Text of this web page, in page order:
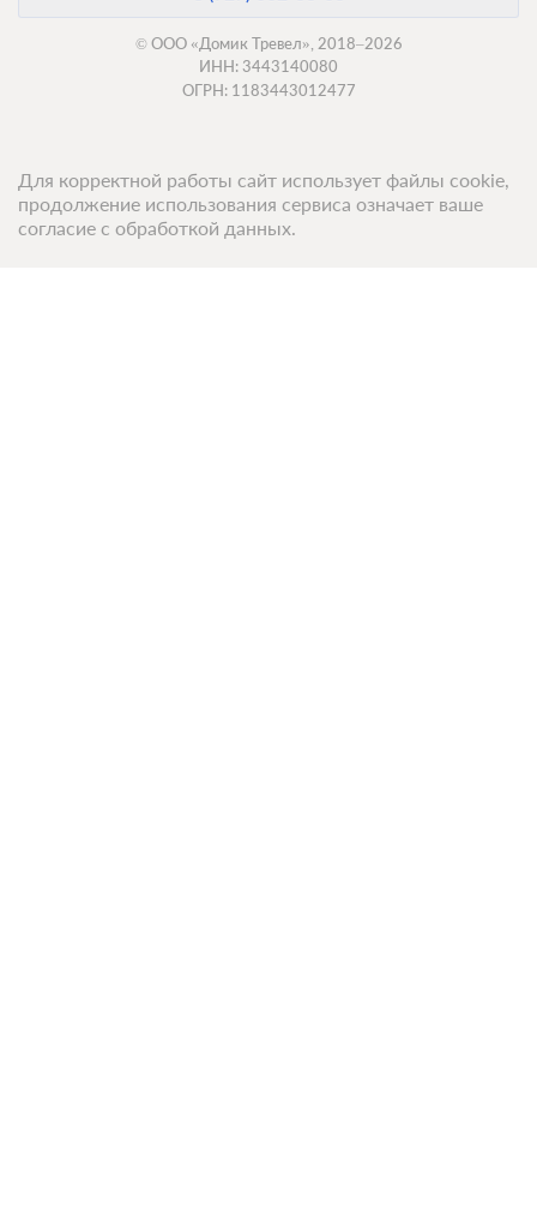
© ООО «Домик Тревел», 2018–2026
ИНН: 3443140080
ОГРН: 1183443012477
Для корректной работы сайт использует файлы cookie,
продолжение использования сервиса означает ваше
согласие с обработкой данных.